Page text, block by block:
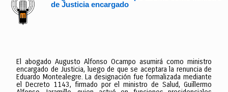
de Justicia encargado
El abogado Augusto Alfonso Ocampo asumirá como ministro
encargado de Justicia, luego de que se aceptara la renuncia de
Eduardo Montealegre. La designación fue formalizada mediante
el Decreto 1143, firmado por el ministro de Salud, Guillermo